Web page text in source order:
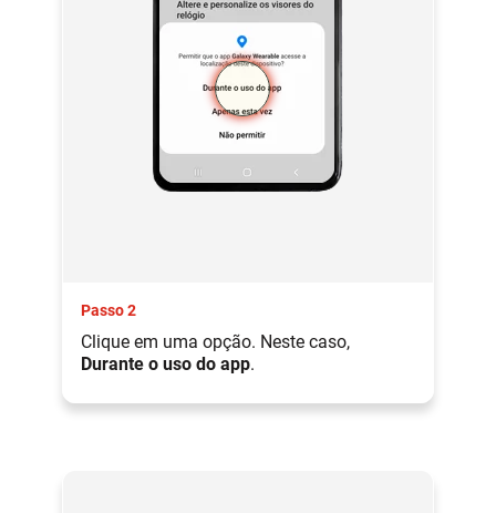
Passo 2
Clique em uma opção. Neste caso,
Durante o uso do app.